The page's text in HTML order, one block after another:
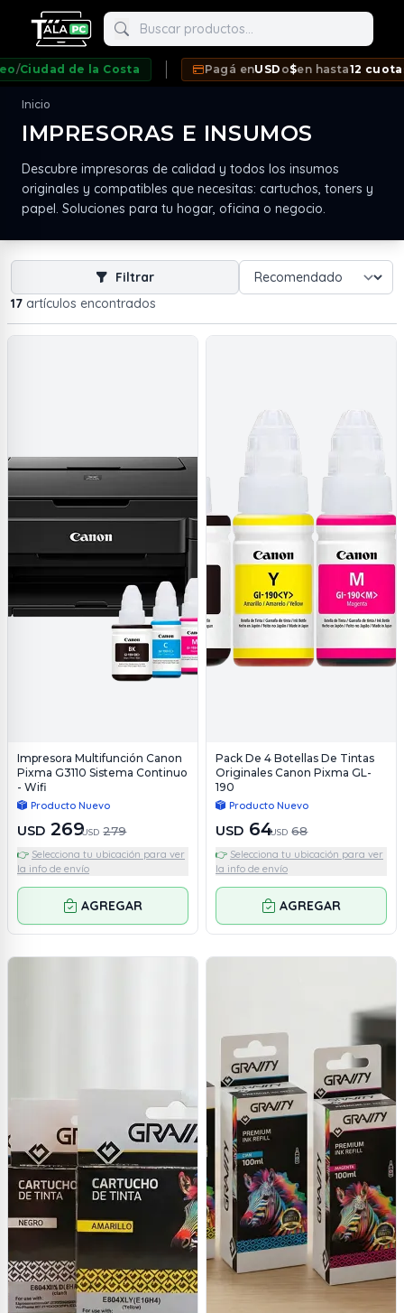
Buscar productos
de la Costa Pagá enUSDo$en hasta12 cuotas SIN
Inicio
IMPRESORAS E INSUMOS
Descubre impresoras de calidad y todos los insumos
originales y compatibles que necesitas: cartuchos, toners y
papel. Soluciones para tu hogar, oficina o negocio.
17 artículos encontrados
Filtrar
Impresora Multifunción Canon
Pixma G3110 Sistema Continuo
- Wifi
Producto Nuevo
USD 269USD 279
👉 Selecciona tu ubicación para ver
la info de envío
AGREGAR
Pack De 4 Botellas De Tintas
Originales Canon Pixma GL-
190
Producto Nuevo
USD 64USD 68
👉 Selecciona tu ubicación para ver
la info de envío
AGREGAR